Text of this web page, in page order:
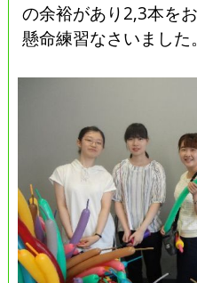
の余裕があり2,3本を
懸命練習なさいました。